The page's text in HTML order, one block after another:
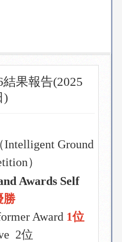
結果報告(2025
)
Ground
）
Awards Self
勝
Award 1位
2位